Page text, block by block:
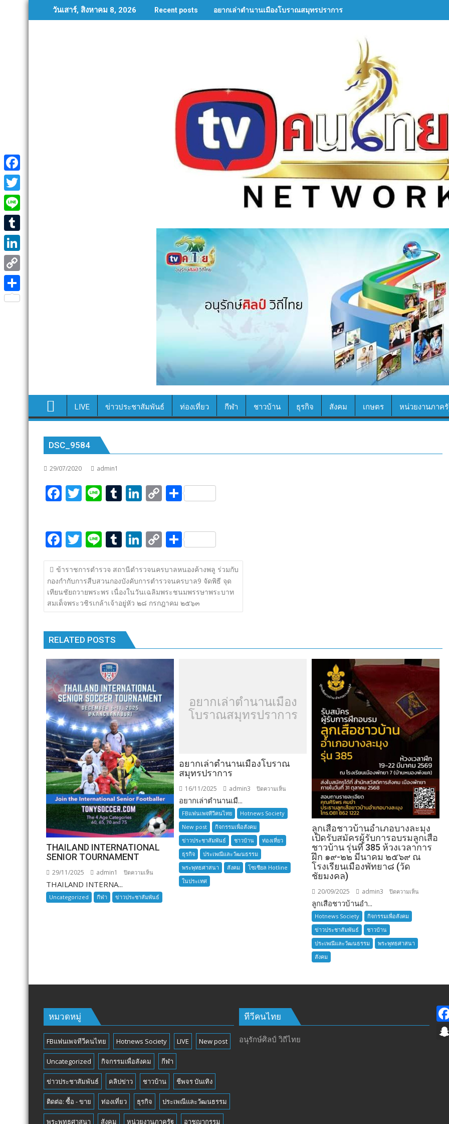
to
วันเสาร์, สิงหาคม 8, 2026 Recent posts อยากเล่าตำนานเมืองโบราณสมุทรปราการ
LIVE ข่าวประชาสัมพันธ์ ท่องเที่ยว กีฬา ชาวบ้าน ธุรกิจ สังคม เกษตร หน่วยงานภาค
DSC_9584
29/07/2020 admin1
F
ac
b
o
o
k
T
w
er
Li
n
T
u
bl
r
Li
n
e
dI
n
C
o
y
Li
n
k
S
h
e
F
ac
e
b
o
o
k
T
w
itt
er
Li
n
e
T
u
m
bl
r
Li
n
k
e
dI
n
C
o
p
y
Li
n
S
h
ar
e
แนะแนว
เรื่อง
ข้าราชการตำรวจ สถานีตำรวจนครบาลหนองค้างพลู ร่วมกับ
กองกำกับการสืบสวนกองบังคับการตำรวจนครบาล9 จัดพิธี จุด
เทียนชัยถวายพระพร เนื่องในวันเฉลิมพระชนมพรรษาพระบาท
สมเด็จพระวชิรเกล้าเจ้าอยู่หัว ๒๘ กรกฎาคม ๒๕๖๓
RELATED POSTS
THAILAND INTERNATIONAL
SENIOR TOURNAMENT
29/11/2025 admin1 ปิดความเห็น
INTERNATIONAL
SENIOR
THAILAND INTERNA...
Uncategorized กีฬา ข่าวประชาสัมพันธ์
อยากเล่าตำนานเมือง
โบราณสมุทรปราการ
อยากเล่าตำนานเมืองโบราณ
สมุทรปราการ
16/11/2025 admin3 ปิดความเห็น
เล่า
ตำนาน
โบราณ
สมุทรปราการ
อยากเล่าตำนานเมื...
FBแฟนเพจทีวีคนไทย
Hotnews Society
New post
กิจกรรมเพื่อสังคม
ข่าวประชาสัมพันธ์
ชาวบ้าน
ท่องเที่ยว
ธุรกิจ
ประเพณีและวัฒนธรรม
พระพุทธศาสนา
สังคม
โซเซียล Hotline
ในประเทศ
ลูกเสือชาวบ้านอำเภอบางละมุง
เปิดรับสมัครผู้รับการอบรมลูกเสือ
ชาวบ้าน รุ่นที่ 385 ห้วงเวลาการ
ฝึก ๑๙-๒๒ มีนาคม ๒๕๖๙ ณ
โรงเรียนเมืองพัทยา๘ (วัด
ชัยมงคล)
20/09/2025 admin3 ปิดความเห็น
อบรม
ลูกเสือชาวบ้านอำ...
Hotnews Society
กิจกรรมเพื่อสังคม
ข่าวประชาสัมพันธ์
ชาวบ้าน
ประเพณีและวัฒนธรรม
พระพุทธศาสนา
สังคม
หมวดหมู่
FBแฟนเพจทีวีคนไทย Hotnews Society LIVE New post
Uncategorized กิจกรรมเพื่อสังคม กีฬา
ข่าวประชาสัมพันธ์ คลิปข่าว ชาวบ้าน ชีพจร บันเทิง
ติดต่อ: ซื้อ - ขาย ท่องเที่ยว ธุรกิจ ประเพณีและวัฒนธรรม
พระพุทธศาสนา สังคม หน่วยงานภาครัฐ อาชญากรรม
ทีวีคนไทย
อนุรักษ์ศิลป์ วิถีไทย
F
a
c
e
b
o
o
k
T
w
i
t
t
e
r
L
i
n
e
T
u
m
b
l
L
i
n
C
o
S